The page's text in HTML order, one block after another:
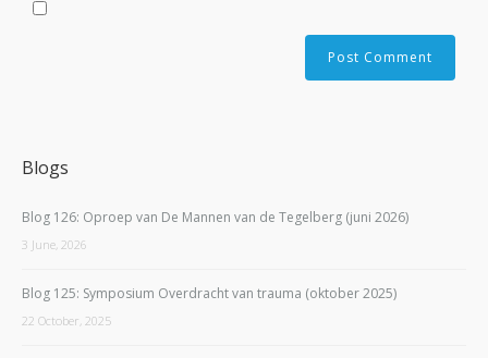
Blogs
Blog 126: Oproep van De Mannen van de Tegelberg (juni 2026)
3 June, 2026
Blog 125: Symposium Overdracht van trauma (oktober 2025)
22 October, 2025